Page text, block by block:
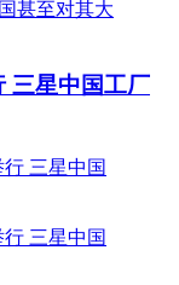
三星中国工厂